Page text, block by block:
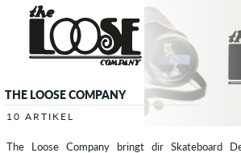
THE LOOSE COMPANY
10 ARTIKEL
The Loose Company bringt dir Skateboard